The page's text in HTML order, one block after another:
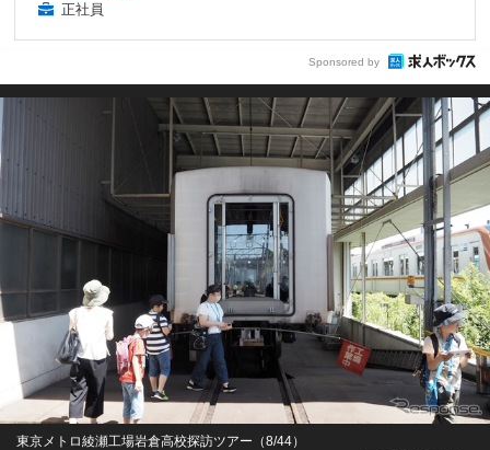
正社員
Sponsored by
東京メトロ綾瀬工場岩倉高校探訪ツアー（8/44）